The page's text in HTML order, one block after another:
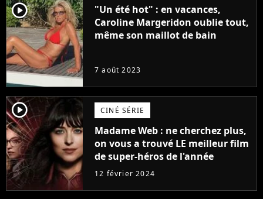
player2
"Un été hot" : en vacances,
Caroline Margeridon oublie tout,
même son maillot de bain
7 août 2023
player2 CINÉ SÉRIE
Madame Web : ne cherchez plus,
on vous a trouvé LE meilleur film
de super-héros de l'année
12 février 2024